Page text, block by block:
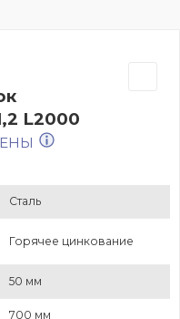
L2000
Сталь
Горячее цинкование
50 мм
700 мм